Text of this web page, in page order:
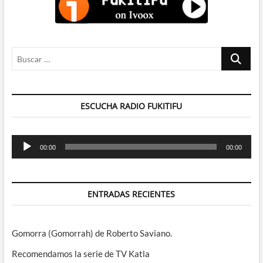
Buscar
ESCUCHA RADIO FUKITIFU
Reproductor
00:00 00:00
ENTRADAS RECIENTES
Gomorra (Gomorrah) de Roberto Saviano.
Recomendamos la serie de TV Katla